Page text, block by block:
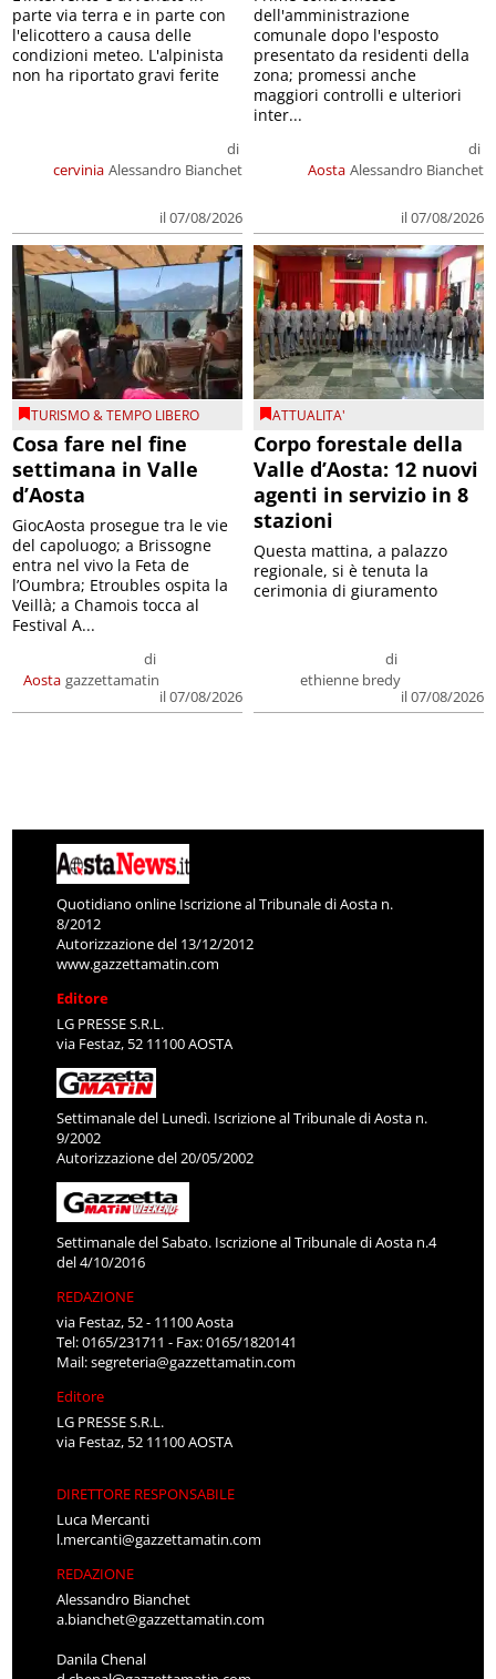
cervinia
di
Alessandro Bianchet
il 07/08/2026
parte via terra e in parte con
l'elicottero a causa delle
condizioni meteo. L'alpinista
non ha riportato gravi ferite
Aosta
di
Alessandro Bianchet
il 07/08/2026
dell'amministrazione
comunale dopo l'esposto
presentato da residenti della
zona; promessi anche
maggiori controlli e ulteriori
inter...
TURISMO & TEMPO LIBERO
Cosa fare nel fine
settimana in Valle
d’Aosta
Aosta
di
gazzettamatin
il 07/08/2026
GiocAosta prosegue tra le vie
del capoluogo; a Brissogne
entra nel vivo la Feta de
l’Oumbra; Etroubles ospita la
Veillà; a Chamois tocca al
Festival A...
ATTUALITA'
Corpo forestale della
Valle d’Aosta: 12 nuovi
agenti in servizio in 8
stazioni
di
ethienne bredy
il 07/08/2026
Questa mattina, a palazzo
regionale, si è tenuta la
cerimonia di giuramento
Quotidiano online Iscrizione al Tribunale di Aosta n.
8/2012
Autorizzazione del 13/12/2012
www.gazzettamatin.com
Editore
LG PRESSE S.R.L.
via Festaz, 52 11100 AOSTA
Settimanale del Lunedì. Iscrizione al Tribunale di Aosta n.
9/2002
Autorizzazione del 20/05/2002
Settimanale del Sabato. Iscrizione al Tribunale di Aosta n.4
del 4/10/2016
REDAZIONE
via Festaz, 52 - 11100 Aosta
Tel: 0165/231711 - Fax: 0165/1820141
Mail:segreteria@gazzettamatin.com
Editore
LG PRESSE S.R.L.
via Festaz, 52 11100 AOSTA
DIRETTORE RESPONSABILE
Luca Mercanti
l.mercanti@gazzettamatin.com
REDAZIONE
Alessandro Bianchet
a.bianchet@gazzettamatin.com
Danila Chenal